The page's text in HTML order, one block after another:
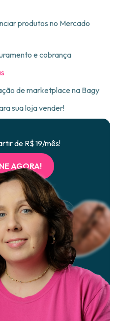
produtos no Mercado
e cobrança
de marketplace na Bagy
sua loja vender!
de R$ 19/mês!
AGORA!